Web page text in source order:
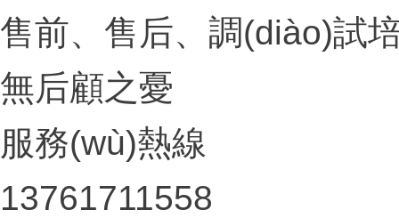
售前、售后、調
無后顧之憂
服務(wù)熱線
13761711558